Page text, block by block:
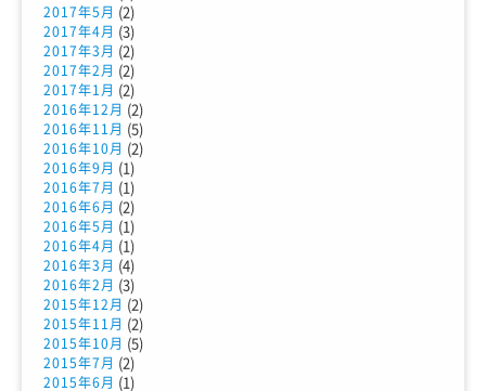
2017年5月 (2)
2017年4月 (3)
2017年3月 (2)
2017年2月 (2)
2017年1月 (2)
2016年12月 (2)
2016年11月 (5)
2016年10月 (2)
2016年9月 (1)
2016年7月 (1)
2016年6月 (2)
2016年5月 (1)
2016年4月 (1)
2016年3月 (4)
2016年2月 (3)
2015年12月 (2)
2015年11月 (2)
2015年10月 (5)
2015年7月 (2)
2015年6月 (1)